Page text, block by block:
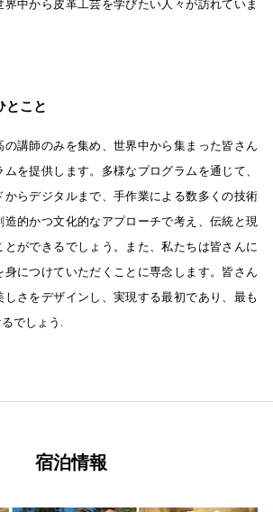
界中から皮革工芸を学びたい人々が訪れていま
とこと
講師のみを集め、世界中から集まった皆さん
を提供します。多様なプログラムを通じて、
からデジタルまで、手作業による数多くの技術
造的かつ文化的なアプローチで考え、伝統と現
ができるでしょう。また、私たちは皆さんに
につけていただくことに専念します。皆さん
さをデザインし、実現する最初であり、最も
でしょう.
宿泊情報